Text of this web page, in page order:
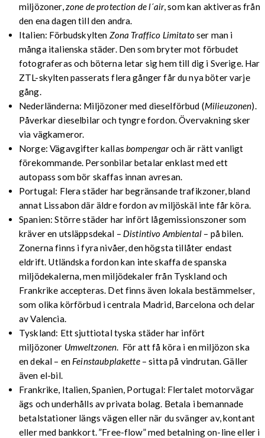
miljözoner,zone de protection de l´air, som kan aktiveras från
den ena dagen till den andra.
Italien: Förbudskylten Zona Traffico Limitatoser man i
många italienska städer. Den som bryter mot förbudet
fotograferas och böterna letar sig hem till dig i Sverige. Har
ZTL-skylten passerats flera gånger får du nya böter varje
gång.
Nederländerna: Miljözoner med dieselförbud (Milieuzonen).
Påverkar dieselbilar och tyngre fordon. Övervakning sker
via vägkameror.
Norge: Vägavgifter kallasbompengaroch är rätt vanligt
förekommande. Personbilar betalar enklast med ett
autopass som bör skaffas innan avresan.
Portugal: Flera städer har begränsande trafikzoner, bland
annat Lissabon där äldre fordon av miljöskäl inte får köra.
Spanien: Större städer har infört lågemissionszoner som
kräver en utsläppsdekal – Distintivo Ambiental – på bilen.
Zonerna finns i fyra nivåer, den högsta tillåter endast
eldrift. Utländska fordon kan inte skaffa de spanska
miljödekalerna, men miljödekaler från Tyskland och
Frankrike accepteras. Det finns även lokala bestämmelser,
som olika körförbud i centrala Madrid, Barcelona och delar
av Valencia.
Tyskland: Ett sjuttiotal tyska städer har infört
miljözoner Umweltzonen. För att få köra i en miljözon ska
en dekal – en Feinstaubplakette– sitta på vindrutan. Gäller
även el-bil.
Frankrike, Italien, Spanien, Portugal: Flertalet motorvägar
ägs och underhålls av privata bolag. Betala i bemannade
betalstationer längs vägen eller när du svänger av, kontant
eller med bankkort. ”Free-flow” med betalning on-line eller i